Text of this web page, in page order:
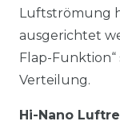
Luftströmung
ausgerichtet
Flap-
Verteilung.
Hi-Nano